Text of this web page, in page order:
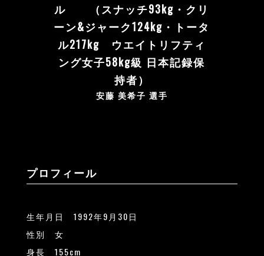
ル （スナッチ93kg・クリ
ーン&ジャーク124kg・トータ
ル217kg ウエイトリフティ
ング女子58kg級 日本記録保
持者）
安藤 美希子 選手
プロフィール
生年月日 1992年9月30日
性別 女
身長 155cm